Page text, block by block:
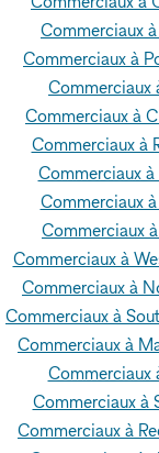
Commerciaux
Commerciaux à
Commerciaux
Commerciaux à
Commerciaux à
Commerciaux
Commerciaux
Commerciaux
Commerciaux à
Commerciaux à
Commerciaux à
Commerciaux à
Commerciaux
Commerciaux à
Commerciaux à